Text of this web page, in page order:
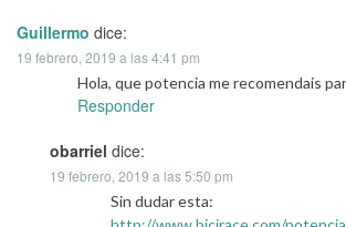
Guillermo dice:
19 febrero, 2019 a las 4:41 pm
Hola, que potencia me recomendais
Responder
obarriel dice:
19 febrero, 2019 a las 5:50 pm
Sin dudar esta: